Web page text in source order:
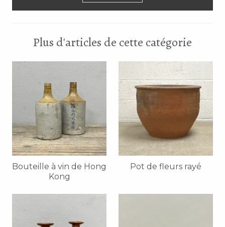
Plus d'articles de cette catégorie
Bouteille à vin de Hong
Kong
Pot de fleurs rayé